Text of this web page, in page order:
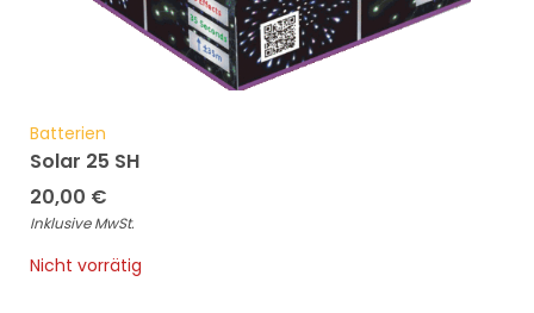
Batterien
Solar 25 SH
20,00 €
Inklusive MwSt.
Nicht vorrätig